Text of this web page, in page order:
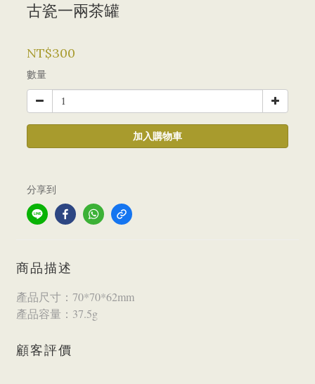
古瓷一兩茶罐
NT$300
數量
加入購物車
分享到
商品描述
產品尺寸：70*70*62mm
產品容量：37.5g
顧客評價